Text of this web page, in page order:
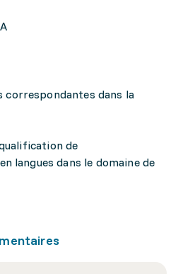
correspondantes dans la
de
langues dans le domaine de